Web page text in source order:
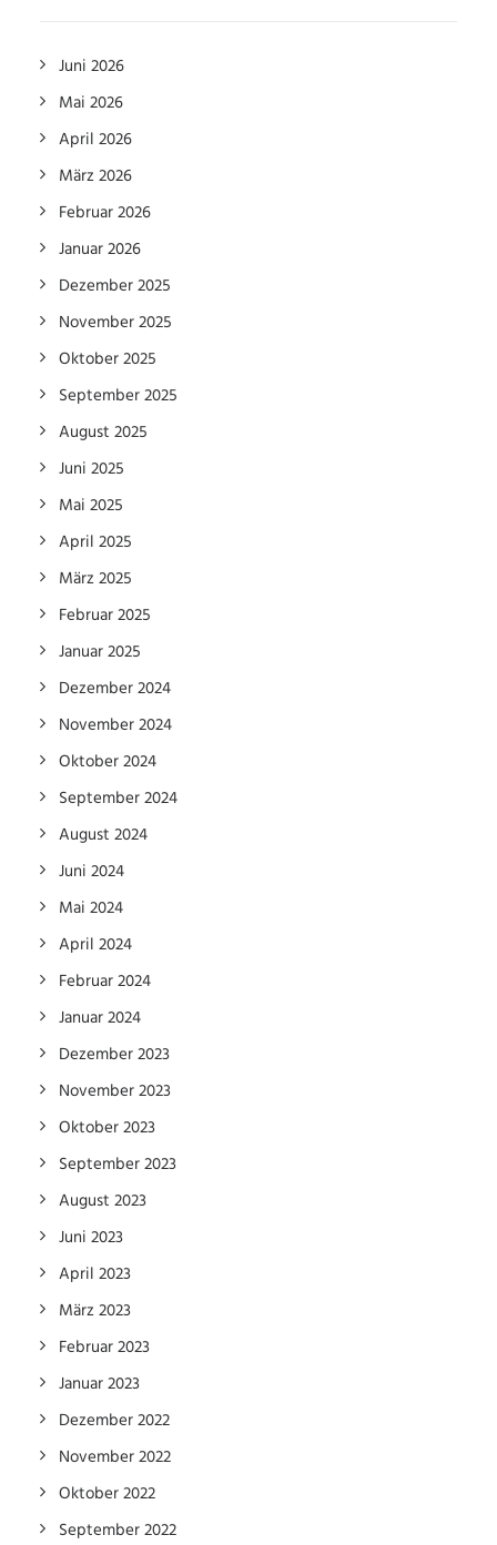
Juni 2026
Mai 2026
April 2026
März 2026
Februar 2026
Januar 2026
Dezember 2025
November 2025
Oktober 2025
September 2025
August 2025
Juni 2025
Mai 2025
April 2025
März 2025
Februar 2025
Januar 2025
Dezember 2024
November 2024
Oktober 2024
September 2024
August 2024
Juni 2024
Mai 2024
April 2024
Februar 2024
Januar 2024
Dezember 2023
November 2023
Oktober 2023
September 2023
August 2023
Juni 2023
April 2023
März 2023
Februar 2023
Januar 2023
Dezember 2022
November 2022
Oktober 2022
September 2022